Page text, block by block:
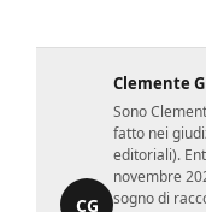
CG
Clemente
Sono
fatto nei
editoriali).
novembre
sogno di